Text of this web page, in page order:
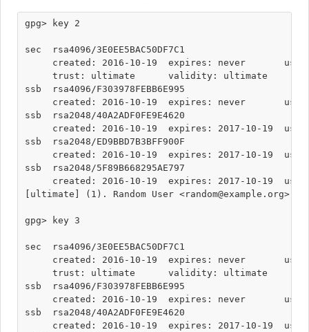
gpg> key 2
sec  rsa4096/3E0EE5BAC50DF7C1
created: 2016-10-19  expires: never
     trust: ultimate      validity: ultimate
ssb  rsa4096/F303978FEBB6E995
created: 2016-10-19  expires: never
ssb  rsa2048/40A2ADF0FE9E4620
created: 2016-10-19  expires: 2017-10-19
ssb  rsa2048/ED9BBD7B3BFF900F
created: 2016-10-19  expires: 2017-10-19
ssb  rsa2048/5F89B668295AE797
created: 2016-10-19  expires: 2017-10-19
[ultimate] (1). Random User <random@example.org>
gpg> key 3
sec  rsa4096/3E0EE5BAC50DF7C1
created: 2016-10-19  expires: never
     trust: ultimate      validity: ultimate
ssb  rsa4096/F303978FEBB6E995
created: 2016-10-19  expires: never
ssb  rsa2048/40A2ADF0FE9E4620
created: 2016-10-19  expires: 2017-10-19